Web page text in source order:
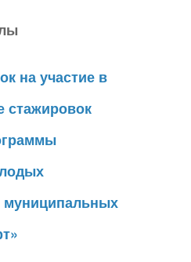
на участие в
стажировок
муниципальных